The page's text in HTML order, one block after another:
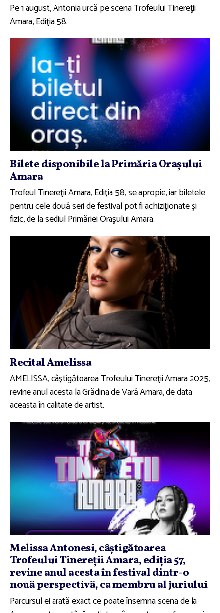
Pe 1 august, Antonia urcă pe scena Trofeului Tinereţii
Amara, Ediţia 58.
Bilete disponibile la Primăria Oraşului
Amara
Trofeul Tinereţii Amara, Ediţia 58, se apropie, iar biletele
pentru cele două seri de festival pot fi achiziţionate şi
fizic, de la sediul Primăriei Oraşului Amara.
Recital Amelissa
AMELISSA, câştigătoarea Trofeului Tinereţii Amara 2025,
revine anul acesta la Grădina de Vară Amara, de data
aceasta în calitate de artist.
Melissa Antonesi, câştigătoarea
Trofeului Tinereţii Amara, ediţia 57,
revine anul acesta în festival dintr-o
nouă perspectivă, ca membru al juriului
Parcursul ei arată exact ce poate însemna scena de la